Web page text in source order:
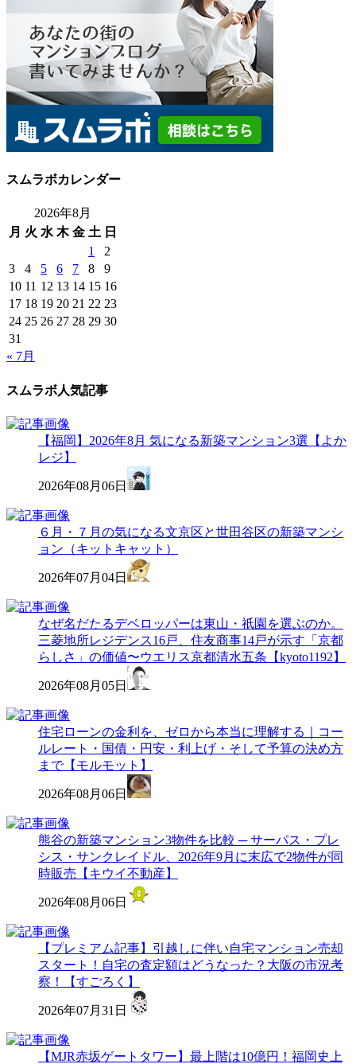
スムラボカレンダー
2026年8月
月 火 水 木 金 土 日
1
2
3
4 5 6 7 8
9
10 11 12 13 14 15 16
17 18 19 20 21 22 23
24 25 26 27 28 29 30
31
« 7月
スムラボ人気記事
【福岡】2026年8月 気になる新築マンション3選【よか
レジ】
2026年08月06日
６月・７月の気になる文京区と世田谷区の新築マンシ
ョン（キットキャット）
2026年07月04日
なぜ名だたるデベロッパーは東山・祇園を選ぶのか。
三菱地所レジデンス16戸、住友商事14戸が示す「京都
らしさ」の価値〜ウエリス京都清水五条【kyoto1192】
2026年08月05日
住宅ローンの金利を、ゼロから本当に理解する｜コー
ルレート・国債・円安・利上げ・そして予算の決め方
まで【モルモット】
2026年08月06日
熊谷の新築マンション3物件を比較 ─ サーパス・プレ
シス・サンクレイドル、2026年9月に末広で2物件が同
時販売【キウイ不動産】
2026年08月06日
【プレミアム記事】引越しに伴い自宅マンション売却
スタート！自宅の査定額はどうなった？大阪の市況考
察！【すごろく】
2026年07月31日
【MJR赤坂ゲートタワー】最上階は10億円！福岡史上